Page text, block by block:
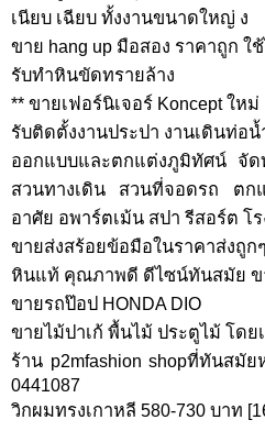
เนียบ เฉียบ ทั้งงานขนาดใหญ่ ง
ขาย hang up มือสอง ราคาถูก ใ
รับทำหินขัดทรายล้าง
** ขายเฟอร์นิเจอร์ Koncept ใหม่
รับติดตั้งงานประปา งานเดินท่อน้
ออกแบบและตกแต่งภูมิทัศน์ จั
สวนทางเดิน สวนที่จอดรถ ตก
อาศัย อพาร์ตเม้น สปา รีสอร์ต โ
ขายส่งสร้อยข้อมือในราคาส่ง
หินแท้ คุณภาพดี ดีไซน์ทันสมัย ข
ขายรถป๊อป HONDA DIO
ขายไม้ปาเก้ พื้นไม้ ประตูไม้ โด
ร้าน p2mfashion shopที่ทันสมั
0441087
วิกผมทรงเกาหลี 580-730 บาท